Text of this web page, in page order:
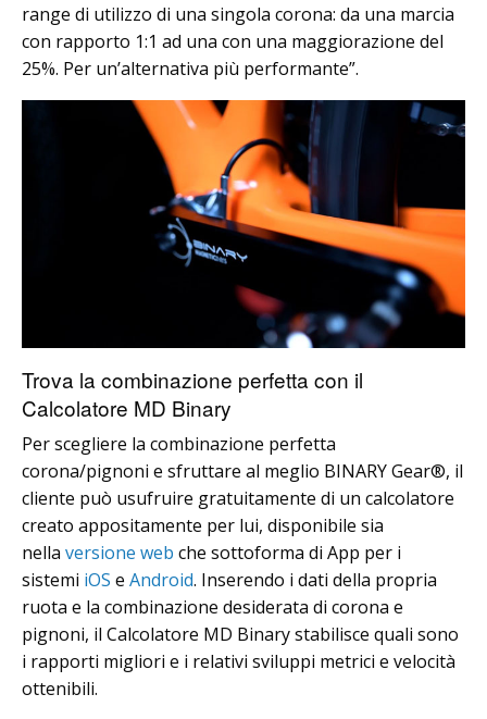
range di utilizzo di una singola corona: da una marcia
con rapporto 1:1 ad una con una maggiorazione del
25%. Per un’alternativa più performante”.
Trova la combinazione perfetta con il
Calcolatore MD Binary
Per scegliere la combinazione perfetta
corona/pignoni e sfruttare al meglio BINARY Gear®, il
cliente può usufruire gratuitamente di un calcolatore
creato appositamente per lui, disponibile sia
nella versione web che sottoforma di App per i
sistemi iOS e Android. Inserendo i dati della propria
ruota e la combinazione desiderata di corona e
pignoni, il Calcolatore MD Binary stabilisce quali sono
i rapporti migliori e i relativi sviluppi metrici e velocità
ottenibili.